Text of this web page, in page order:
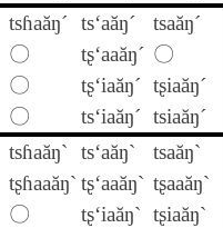
tsɦaăŋ´ ts‘aăŋ´
tsaăŋ´
〇 tʂ‘aaăŋ´ 〇
〇 tʂ‘iaăŋ´ tʂiaăŋ´
〇 ts‘iaăŋ´ tsiaăŋ´
tsɦaăŋ` ts‘aăŋ`
tsaăŋ`
tʂɦaaăŋ` tʂ‘aaăŋ` tʂaaăŋ`
〇 tʂ‘iaăŋ` tʂiaăŋ`